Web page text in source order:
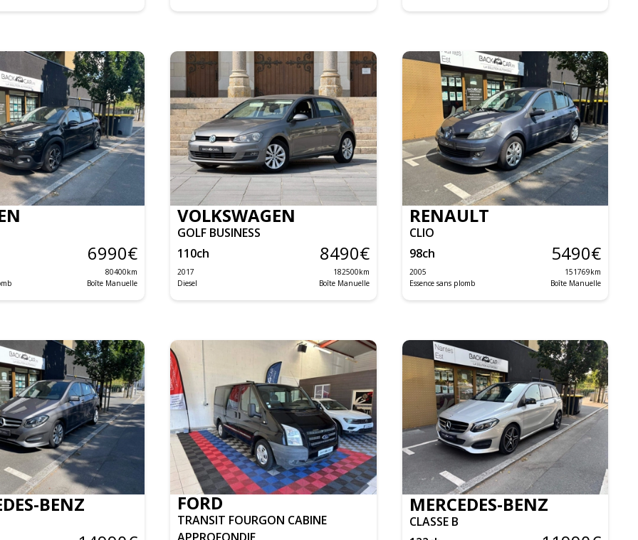
6990€
80400km
Boîte Manuelle
VOLKSWAGEN
GOLF BUSINESS
110ch 8490€
2017 182500km
Diesel
Boîte Manuelle
RENAULT
CLIO
98ch 5490€
2005 151769km
Essence sans plomb
Boîte Manuelle
BENZ FORD
TRANSIT FOURGON CABINE
MERCEDES-BENZ
CLASSE B